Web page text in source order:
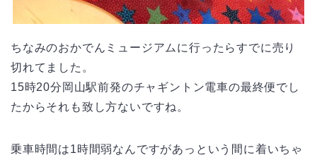
ちなみのおかでんミュージアムに行ったらすでに売り
切れてました。
15時20分岡山駅前発のチャギントン電車の最終便でし
たからそれも致し方ないですね。
乗車時間は1時間弱なんですがあっという間に着いちゃ